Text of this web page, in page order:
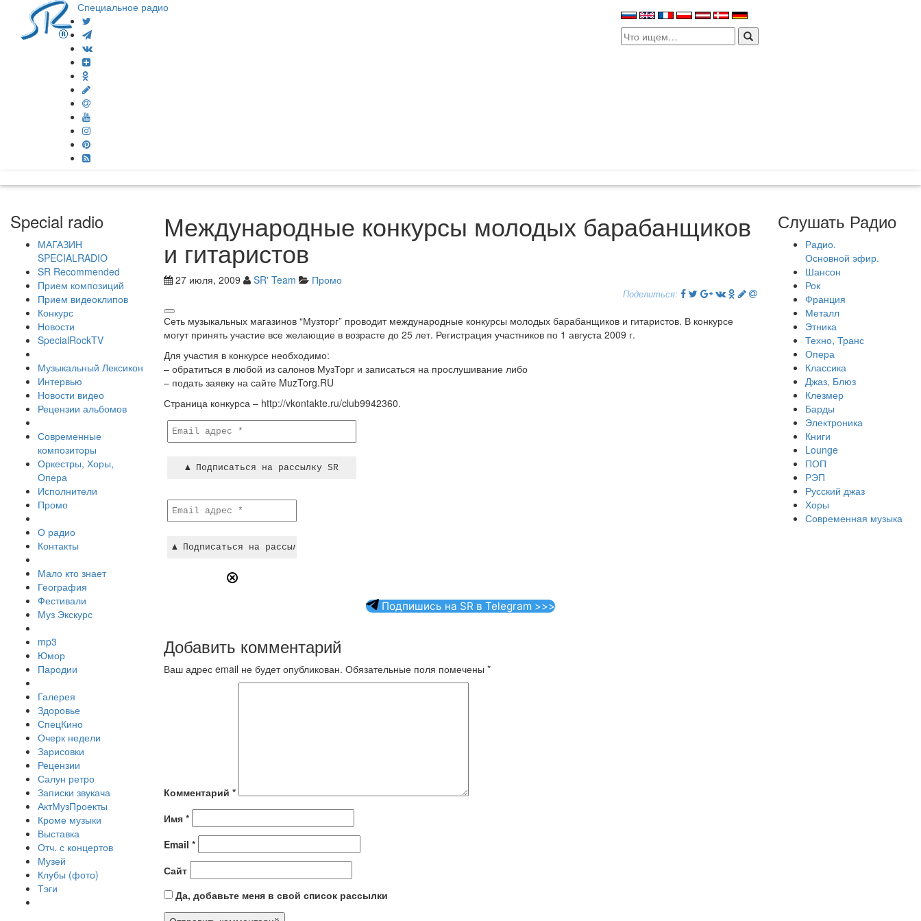
Специальное радио
Search
for:
Special radio
МАГАЗИН
SPECIALRADIO
SR Recommended
Прием композиций
Прием видеоклипов
Конкурс
Новости
SpecialRockTV
Музыкальный Лексикон
Интервью
Новости видео
Рецензии альбомов
Современные
композиторы
Оркестры, Хоры,
Опера
Исполнители
Промо
О радио
Контакты
Мало кто знает
География
Фестивали
Муз Экскурс
mp3
Юмор
Пародии
Галерея
Здоровье
СпецКино
Очерк недели
Зарисовки
Рецензии
Салун ретро
Записки звукача
АктМузПроекты
Кроме музыки
Выставка
Отч. с концертов
Музей
Клубы (фото)
Тэги
Международные конкурсы молодых барабанщиков
и гитаристов
27 июля, 2009 SR' Team Промо
Поделиться:
Сеть музыкальных магазинов “Музторг” проводит международные конкурсы молодых барабанщиков и гитаристов. В конкурсе
могут принять участие все желающие в возрасте до 25 лет. Регистрация участников по 1 августа 2009 г.
Для участия в конкурсе необходимо:
– обратиться в любой из салонов МузТорг и записаться на прослушивание либо
– подать заявку на сайте MuzTorg.RU
Страница конкурса – http://vkontakte.ru/club9942360.
Подпишись на SR в Telegram >>>
Добавить комментарий
Ваш адрес email не будет опубликован. Обязательные поля помечены *
Комментарий *
Имя *
Email *
Сайт
Да, добавьте меня в свой список рассылки
Слушать Радио
Радио.
Основной эфир.
Шансон
Рок
Франция
Металл
Этника
Техно, Транс
Опера
Классика
Джаз, Блюз
Клезмер
Барды
Электроника
Книги
Lounge
ПОП
РЭП
Русский джаз
Хоры
Современная музыка